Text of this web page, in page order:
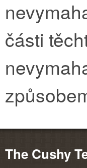
části
The Cushy